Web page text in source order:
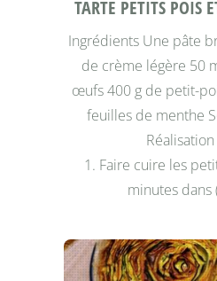
TARTE PETITS POIS
Ingrédients Une pâte
de crème légère 50
œufs 400 g de petit-
feuilles de menthe
Réalisation
1. Faire cuire les
minutes dans